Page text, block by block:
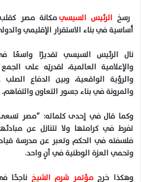
رسخ الرئيس السيسيمكانة مصر كقلب
أساسية في بناء الاستقرار الإقليمي
نال الرئيس السيسي تقديرًا واسعًا
والإعلامية العالمية، لقدرتِه على
والرؤية الواقعية، وبين الدفاع
والمرونة في بناء جسور التعاون والتفاهم.
وكما قال في إحدى كلماته: “مصر تسعى
تفرط في كرامتها ولا تتنازل عن
فلسفته في الحكم وتعبر عن مدرسة
وتحمي العزة الوطنية في آنٍ واحد.
وهكذا خرجمؤتمر شرم الشيخ ناجحًا